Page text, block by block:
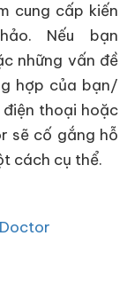
cung cấp kiến
Nếu bạn
những vấn đề
hợp của bạn/
thoại hoặc
sẽ cố gắng hỗ
cách cụ thể.